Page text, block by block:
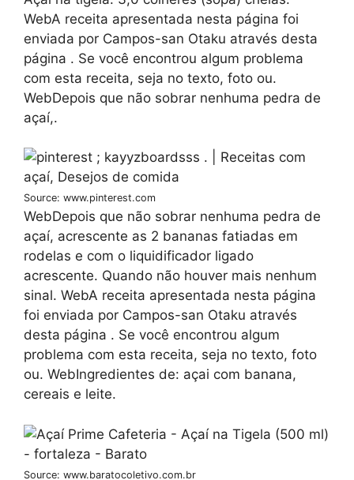
WebA receita apresentada nesta página foi
enviada por Campos-san Otaku através desta
página . Se você encontrou algum problema
com esta receita, seja no texto, foto ou.
WebDepois que não sobrar nenhuma pedra de
açaí,.
Source: www.pinterest.com
WebDepois que não sobrar nenhuma pedra de
açaí, acrescente as 2 bananas fatiadas em
rodelas e com o liquidificador ligado
acrescente. Quando não houver mais nenhum
sinal. WebA receita apresentada nesta página
foi enviada por Campos-san Otaku através
desta página . Se você encontrou algum
problema com esta receita, seja no texto, foto
ou. WebIngredientes de: açai com banana,
cereais e leite.
Source: www.baratocoletivo.com.br